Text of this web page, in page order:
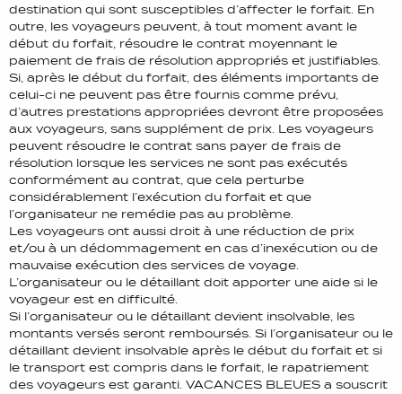
destination qui sont susceptibles d’affecter le forfait. En
outre, les voyageurs peuvent, à tout moment avant le
début du forfait, résoudre le contrat moyennant le
paiement de frais de résolution appropriés et justifiables.
Si, après le début du forfait, des éléments importants de
celui-ci ne peuvent pas être fournis comme prévu,
d’autres prestations appropriées devront être proposées
aux voyageurs, sans supplément de prix. Les voyageurs
peuvent résoudre le contrat sans payer de frais de
résolution lorsque les services ne sont pas exécutés
conformément au contrat, que cela perturbe
considérablement l’exécution du forfait et que
l’organisateur ne remédie pas au problème.
Les voyageurs ont aussi droit à une réduction de prix
et/ou à un dédommagement en cas d’inexécution ou de
mauvaise exécution des services de voyage.
L’organisateur ou le détaillant doit apporter une aide si le
voyageur est en difficulté.
Si l’organisateur ou le détaillant devient insolvable, les
montants versés seront remboursés. Si l’organisateur ou le
détaillant devient insolvable après le début du forfait et si
le transport est compris dans le forfait, le rapatriement
des voyageurs est garanti. VACANCES BLEUES a souscrit